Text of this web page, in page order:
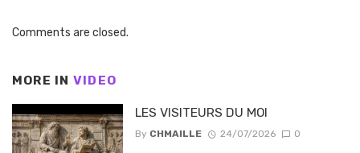
Comments are closed.
MORE IN VIDEO
LES VISITEURS DU MOI
By CHMAILLE 24/07/2026 0